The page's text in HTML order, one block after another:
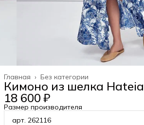
Без категории
Главная ›
Кимоно из шелка Hateia
18 600 ₽
Размер производителя
арт. 262116